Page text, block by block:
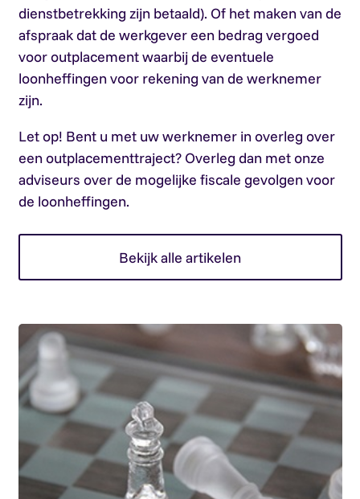
dienstbetrekking zijn betaald). Of het maken van de
afspraak dat de werkgever een bedrag vergoed
voor outplacement waarbij de eventuele
loonheffingen voor rekening van de werknemer
zijn.
Let op! Bent u met uw werknemer in overleg over
een outplacementtraject? Overleg dan met onze
adviseurs over de mogelijke fiscale gevolgen voor
de loonheffingen.
Bekijk alle artikelen